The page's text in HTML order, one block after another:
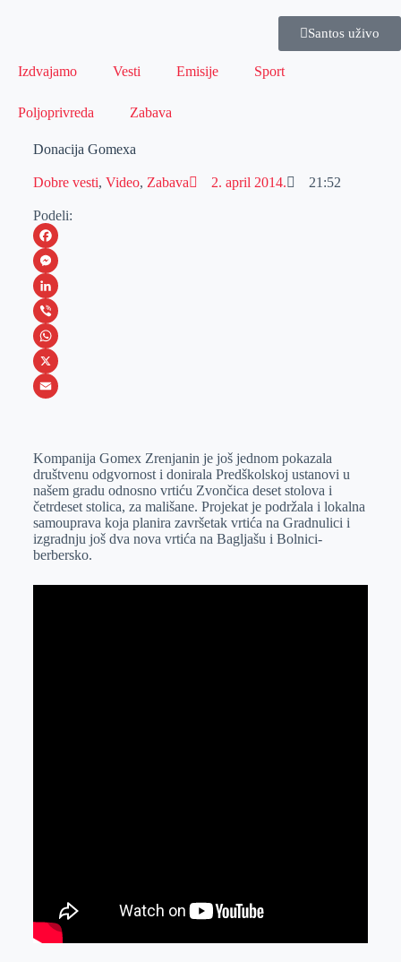
Santos uživo
Izdvajamo Vesti Emisije Sport
Poljoprivreda Zabava
Donacija Gomexa
Dobre vesti, Video, Zabava 2. april 2014. 21:52
Podeli:
F
a
c
e
b
o
M
e
s
s
e
e
r
L
i
n
k
I
n
V
i
b
W
h
s
A
p
p
X
a
i
l
Kompanija Gomex Zrenjanin je još jednom pokazala
društvenu odgvornost i donirala Predškolskoj ustanovi u
našem gradu odnosno vrtiću Zvončica deset stolova i
četrdeset stolica, za mališane. Projekat je podržala i lokalna
samouprava koja planira završetak vrtića na Gradnulici i
izgradnju još dva nova vrtića na Bagljašu i Bolnici-
berbersko.